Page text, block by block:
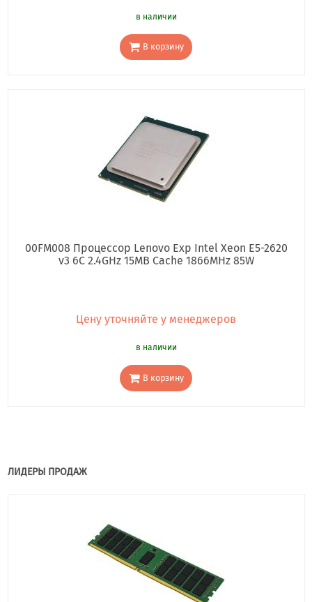
в наличии
В корзину
00FM008 Процессор Lenovo Exp Intel Xeon E5-2620
v3 6C 2.4GHz 15MB Cache 1866MHz 85W
Цену уточняйте у менеджеров
в наличии
В корзину
ЛИДЕРЫ ПРОДАЖ